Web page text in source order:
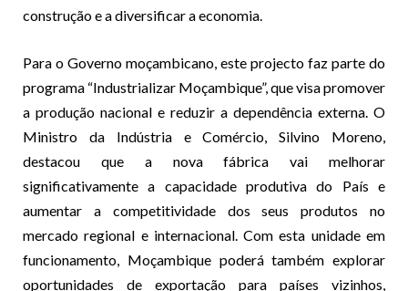
construção e a diversificar a economia.
Para o Governo moçambicano, este projecto faz parte do
programa “Industrializar Moçambique”, que visa promover
a produção nacional e reduzir a dependência externa. O
Ministro da Indústria e Comércio, Silvino Moreno,
destacou que a nova fábrica vai melhorar
significativamente a capacidade produtiva do País e
aumentar a competitividade dos seus produtos no
mercado regional e internacional. Com esta unidade em
funcionamento, Moçambique poderá também explorar
oportunidades de exportação para países vizinhos,